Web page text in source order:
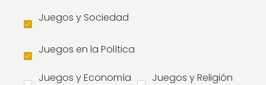
Juegos y Sociedad
Juegos en la Política
Juegos y Economía Juegos y Religión